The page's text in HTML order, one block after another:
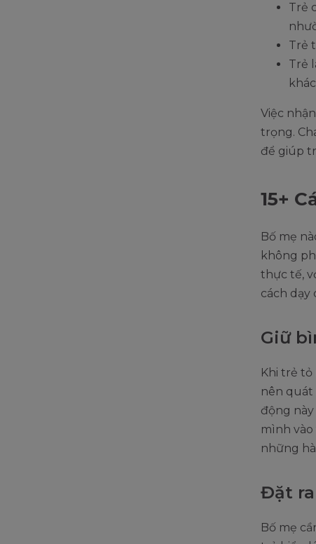
Trẻ
Trẻ
Trẻ
Việc
trọng.
để giúp
15+
Bố mẹ
không
thực tế,
cách dạy
Giữ
Khi trẻ
nên quát
động
mình
những
Đặt
Bố mẹ